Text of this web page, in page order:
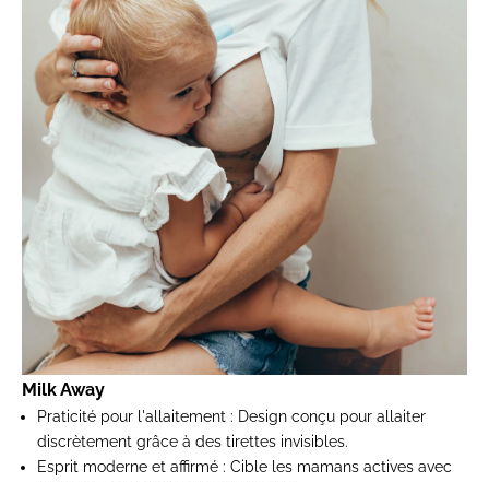
Milk Away
Praticité pour l'allaitement : Design conçu pour allaiter
discrètement grâce à des tirettes invisibles.
Esprit moderne et affirmé : Cible les mamans actives avec